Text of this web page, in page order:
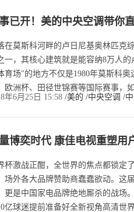
已开！美的中央空调带你
在莫斯科河畔的卢日尼基奥林匹克
一，其核心建筑就是能容纳8万人
育场"的地方不仅是1980年莫斯科
欧洲杯、田径世锦赛等国际赛事，
年6月25日 15:58 /美的 /中央空调 /中
博奕时代 康佳电视重塑用
杯激战正酣，全世界的焦点都锁定
场外各大品牌赞助商蠢蠢欲动。这
更是中国家电品牌绝地厮杀的战场
亿球迷提前准备好全新视角高清世